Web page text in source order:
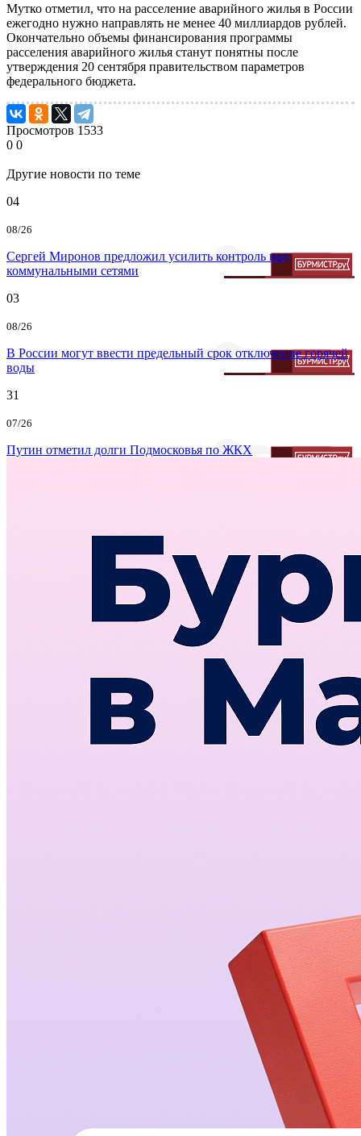
Мутко отметил, что на расселение аварийного жилья в России
ежегодно нужно направлять не менее 40 миллиардов рублей.
Окончательно объемы финансирования программы
расселения аварийного жилья станут понятны после
утверждения 20 сентября правительством параметров
федерального бюджета.
Просмотров 1533
0 0
Другие новости по теме
04
08/26
Сергей Миронов предложил усилить контроль над
коммунальными сетями
03
08/26
В России могут ввести предельный срок отключение горячей
воды
31
07/26
Путин отметил долги Подмосковья по ЖКХ